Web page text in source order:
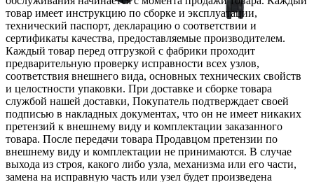
товар имеет инструкцию по сборке и эксплуатации,
технический паспорт, декларацию о соответствии и
сертификаты качества, предоставляемые производителем.
Каждый товар перед отгрузкой с фабрики проходит
предварительную проверку исправности всех узлов,
соответствия внешнего вида, основных технических свойств
и целостности упаковки. При доставке и сборке товара
службой нашей доставки, Покупатель подтверждает своей
подписью в накладных документах, что он не имеет никаких
претензий к внешнему виду и комплектации заказанного
товара. После передачи товара Продавцом претензии по
внешнему виду и комплектации не принимаются. В случае
выхода из строя, какого либо узла, механизма или его части,
замена на исправную часть или узел будет произведена